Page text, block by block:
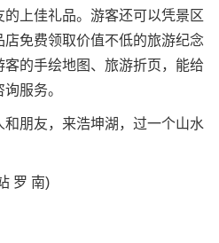
上佳礼品。游客还可以凭景区
免费领取价值不低的旅游纪念
的手绘地图、旅游折页，能给
服务。
朋友，来浩坤湖，过一个山水
罗 南)